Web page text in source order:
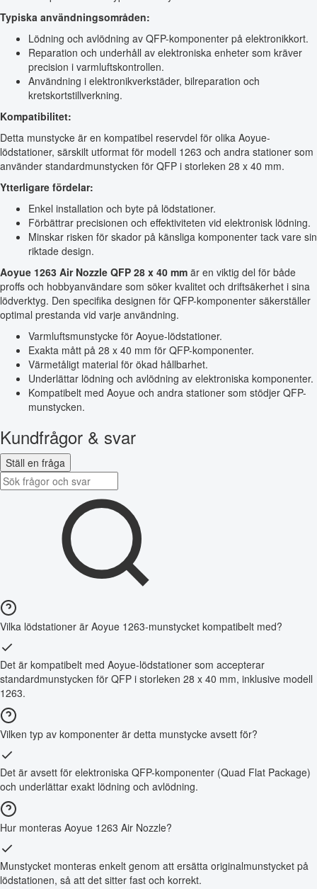
Typiska användningsområden:
Lödning och avlödning av QFP-komponenter på elektronikkort.
Reparation och underhåll av elektroniska enheter som kräver
precision i varmluftskontrollen.
Användning i elektronikverkstäder, bilreparation och
kretskortstillverkning.
Kompatibilitet:
Detta munstycke är en kompatibel reservdel för olika Aoyue-
lödstationer, särskilt utformat för modell 1263 och andra stationer som
använder standardmunstycken för QFP i storleken 28 x 40 mm.
Ytterligare fördelar:
Enkel installation och byte på lödstationer.
Förbättrar precisionen och effektiviteten vid elektronisk lödning.
Minskar risken för skador på känsliga komponenter tack vare sin
riktade design.
Aoyue 1263 Air Nozzle QFP 28 x 40 mm är en viktig del för både
proffs och hobbyanvändare som söker kvalitet och driftsäkerhet i sina
lödverktyg. Den specifika designen för QFP-komponenter säkerställer
optimal prestanda vid varje användning.
Varmluftsmunstycke för Aoyue-lödstationer.
Exakta mått på 28 x 40 mm för QFP-komponenter.
Värmetåligt material för ökad hållbarhet.
Underlättar lödning och avlödning av elektroniska komponenter.
Kompatibelt med Aoyue och andra stationer som stödjer QFP-
munstycken.
Kundfrågor & svar
Ställ en fråga
Vilka lödstationer är Aoyue 1263-munstycket kompatibelt med?
Det är kompatibelt med Aoyue-lödstationer som accepterar
standardmunstycken för QFP i storleken 28 x 40 mm, inklusive modell
1263.
Vilken typ av komponenter är detta munstycke avsett för?
Det är avsett för elektroniska QFP-komponenter (Quad Flat Package)
och underlättar exakt lödning och avlödning.
Hur monteras Aoyue 1263 Air Nozzle?
Munstycket monteras enkelt genom att ersätta originalmunstycket på
lödstationen, så att det sitter fast och korrekt.